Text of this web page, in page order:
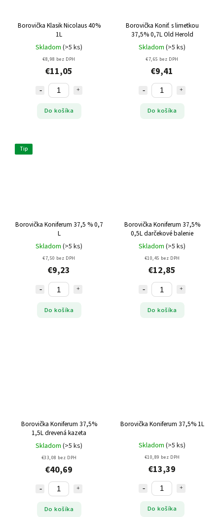
Borovička Klasik Nicolaus 40%
1L
Skladom (>5 ks)
€8,98 bez DPH
€11,05
Do košíka
Borovička Konif. s limetkou
37,5% 0,7L Old Herold
Skladom (>5 ks)
€7,65 bez DPH
€9,41
Do košíka
Tip
Borovička Koniferum 37,5 % 0,7
L
Skladom (>5 ks)
€7,50 bez DPH
€9,23
Do košíka
Borovička Koniferum 37,5%
0,5L darčekové balenie
Skladom (>5 ks)
€10,45 bez DPH
€12,85
Do košíka
Borovička Koniferum 37,5%
1,5L drevená kazeta
Skladom (>5 ks)
€33,08 bez DPH
€40,69
Do košíka
Borovička Koniferum 37,5% 1L
Skladom (>5 ks)
€10,89 bez DPH
€13,39
Do košíka